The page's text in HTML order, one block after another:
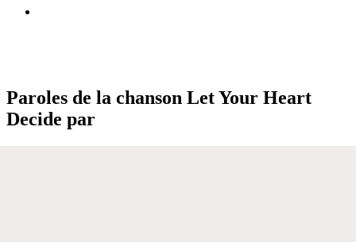
Paroles de la chanson Let Your Heart
Decide par